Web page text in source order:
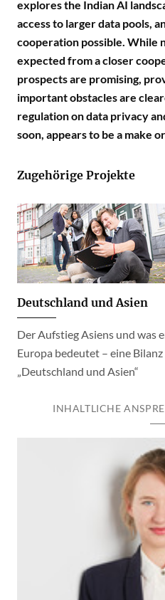
explores the Indian AI
access to larger data pools,
cooperation possible. While
expected from a closer
prospects are promising,
important obstacles are
regulation on data privacy
soon, appears to be a make
Zugehörige Projekte
Deutschland und Asien
Der Aufstieg Asiens und was
Europa bedeutet – eine
„Deutschland und Asien“
INHALTLICHE